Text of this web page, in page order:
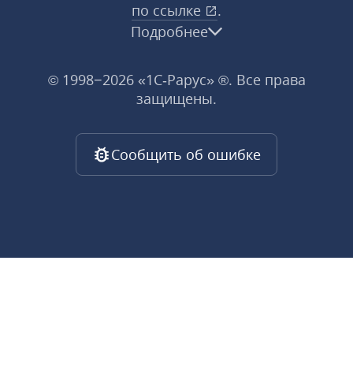
по ссылке
.
Подробнее
© 1998−2026 «1С‑Рарус» ®. Все права
защищены.
Сообщить об ошибке